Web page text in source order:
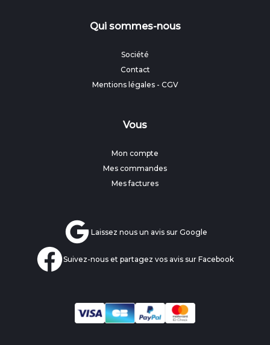
Qui sommes-nous
Société
Contact
Mentions légales- CGV
Vous
Mon compte
Mes commandes
Mes factures
Laissez nous un avis sur Google
Suivez-nous et partagez vos avis sur Facebook